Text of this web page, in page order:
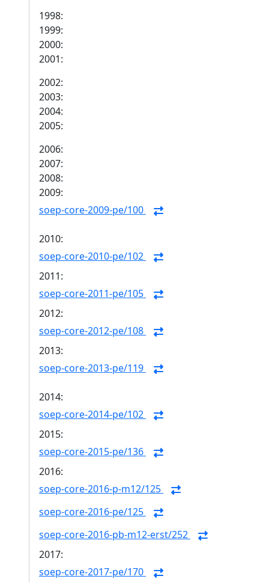
1998:
1999:
2000:
2001:
2002:
2003:
2004:
2005:
2006:
2007:
2008:
2009:
soep-core-2009-pe/100
2010:
soep-core-2010-pe/102
2011:
soep-core-2011-pe/105
2012:
soep-core-2012-pe/108
2013:
soep-core-2013-pe/119
2014:
soep-core-2014-pe/102
2015:
soep-core-2015-pe/136
2016:
soep-core-2016-p-m12/125
soep-core-2016-pe/125
soep-core-2016-pb-m12-erst/252
2017:
soep-core-2017-pe/170